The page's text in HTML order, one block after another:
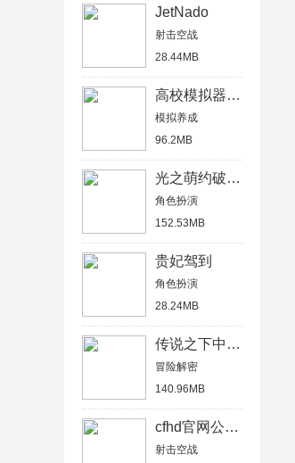
JetNado
射击空战
28.44MB
高校模拟器中文版
模拟养成
96.2MB
光之萌约破解版
角色扮演
152.53MB
贵妃驾到
角色扮演
28.24MB
传说之下中文汉化版
冒险解密
140.96MB
cfhd官网公测版
射击空战